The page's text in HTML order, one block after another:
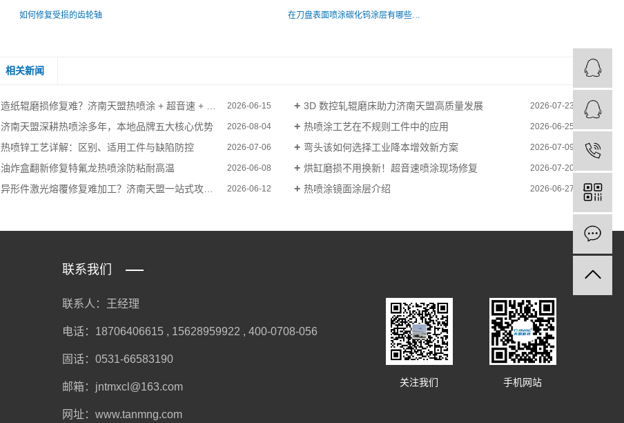
如何修复受损的齿轮轴 在刀盘表面喷涂碳化钨涂层有哪些优点
相关新闻
造纸辊磨损修复难？济南天盟热喷涂 + 超音速 + 喷焊，多工艺一站式解决 2026-06-15 3D 数控轧辊磨床助力济南天盟高质量发展 2026-07-23
济南天盟深耕热喷涂多年，本地品牌五大核心优势 2026-08-04 热喷涂工艺在不规则工件中的应用 2026-06-25
热喷锌工艺详解：区别、适用工件与缺陷防控 2026-07-06 弯头该如何选择工业降本增效新方案 2026-07-09
油炸盒翻新修复特氟龙热喷涂防粘耐高温 2026-06-08 烘缸磨损不用换新！超音速喷涂现场修复 2026-07-20
异形件激光熔覆修复难加工？济南天盟一站式攻克修复难题 2026-06-12 热喷涂镜面涂层介绍 2026-06-27
联系我们
联系人：王经理
电话：18706406615 , 15628959922 , 400-0708-056
固话：0531-66583190
邮箱：jntmxcl@163.com
网址：www.tanmng.com
关注我们 手机网站